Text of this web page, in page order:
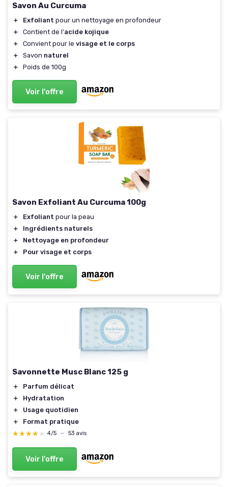
Savon Au Curcuma
＋ Exfoliant pour un nettoyage en profondeur
＋
Contient de l'acide kojique
＋
Convient pour le visage et le corps
＋
Savon naturel
＋
Poids de 100g
Voir l'offre
Savon Exfoliant Au Curcuma 100g
＋ Exfoliant pour la peau
＋
Ingrédients naturels
＋
Nettoyage en profondeur
＋
Pour visage et corps
Voir l'offre
Savonnette Musc Blanc 125 g
＋
Parfum délicat
＋
Hydratation
＋
Usage quotidien
＋
Format pratique
★★★★★
★★★★★ 4/5 — 53 avis
Voir l'offre